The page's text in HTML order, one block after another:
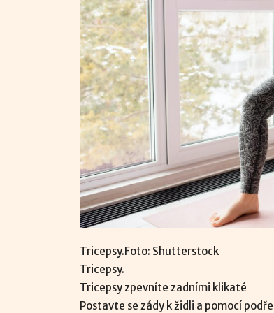
Tricepsy.Foto: Shutterstock
Tricepsy.
Tricepsy zpevníte zadními klikaté
Postavte se zády k židli a pomocí